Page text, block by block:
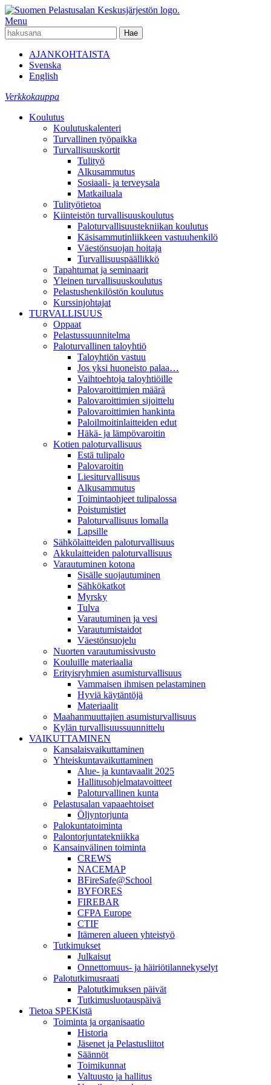
Menu
AJANKOHTAISTA
Svenska
English
Verkkokauppa
Koulutus
Koulutuskalenteri
Turvallinen työpaikka
Turvallisuuskortit
Tulityö
Alkusammutus
Sosiaali- ja terveysala
Matkailuala
Tulityötietoa
Kiinteistön turvallisuuskoulutus
Paloturvallisuustekniikan koulutus
Käsisammutinliikkeen vastuuhenkilö
Väestönsuojan hoitaja
Turvallisuuspäällikkö
Tapahtumat ja seminaarit
Yleinen turvallisuuskoulutus
Pelastushenkilöstön koulutus
Kurssinjohtajat
TURVALLISUUS
Oppaat
Pelastussuunnitelma
Paloturvallinen taloyhtiö
Taloyhtiön vastuu
Jos yksi huoneisto palaa…
Vaihtoehtoja taloyhtiöille
Palovaroittimien määrä
Palovaroittimien sijoittelu
Palovaroittimien hankinta
Paloilmoitinlaitteiden edut
Häkä- ja lämpövaroitin
Kotien paloturvallisuus
Estä tulipalo
Palovaroitin
Liesiturvallisuus
Alkusammutus
Toimintaohjeet tulipalossa
Poistumistiet
Paloturvallisuus lomalla
Lapsille
Sähkölaitteiden paloturvallisuus
Akkulaitteiden paloturvallisuus
Varautuminen kotona
Sisälle suojautuminen
Sähkökatkot
Myrsky
Tulva
Varautuminen ja vesi
Varautumistaidot
Väestönsuojelu
Nuorten varautumissivusto
Kouluille materiaalia
Erityisryhmien asumisturvallisuus
Vammaisen ihmisen pelastaminen
Hyviä käytäntöjä
Materiaalit
Maahanmuuttajien asumisturvallisuus
Kylän turvallisuussuunnittelu
VAIKUTTAMINEN
Kansalaisvaikuttaminen
Yhteiskuntavaikuttaminen
Alue- ja kuntavaalit 2025
Hallitusohjelmatavoitteet
Paloturvallinen kunta
Pelastusalan vapaaehtoiset
Öljyntorjunta
Palokuntatoiminta
Palontorjuntatekniikka
Kansainvälinen toiminta
CREWS
NACEMAP
BFireSafe@School
BYFORES
FIREBAR
CFPA Europe
CTIF
Itämeren alueen yhteistyö
Tutkimukset
Julkaisut
Onnettomuus- ja häiriötilannekyselyt
Palotutkimusraati
Palotutkimuksen päivät
Tutkimusluotauspäivä
Tietoa SPEKistä
Toiminta ja organisaatio
Historia
Jäsenet ja Pelastusliitot
Säännöt
Toimikunnat
Valtuusto ja hallitus